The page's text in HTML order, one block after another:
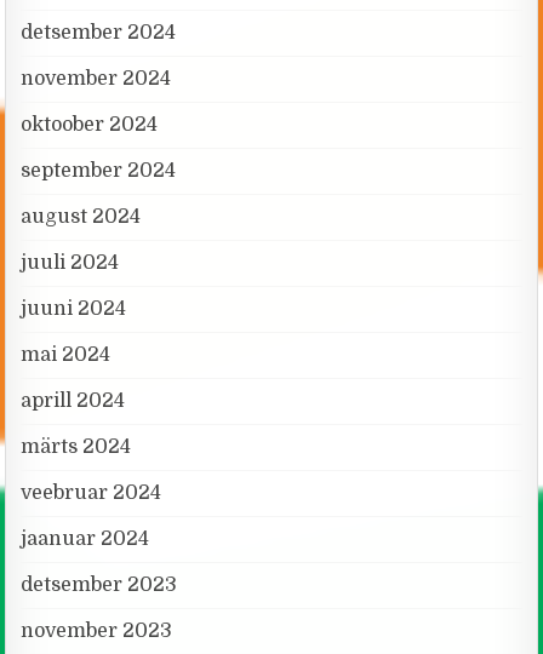
detsember 2024
november 2024
oktoober 2024
september 2024
august 2024
juuli 2024
juuni 2024
mai 2024
aprill 2024
märts 2024
veebruar 2024
jaanuar 2024
detsember 2023
november 2023